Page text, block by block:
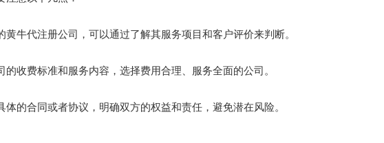
牛代注册公司，可以通过了解其服务项目和客户评价来判断。
收费标准和服务内容，选择费用合理、服务全面的公司。
的合同或者协议，明确双方的权益和责任，避免潜在风险。